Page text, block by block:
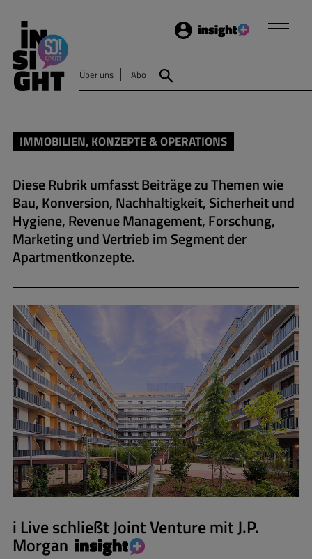
Login
Über uns Abo
IMMOBILIEN, KONZEPTE & OPERATIONS
Diese Rubrik umfasst Beiträge zu Themen wie
Bau, Konversion, Nachhaltigkeit, Sicherheit und
Hygiene, Revenue Management, Forschung,
Marketing und Vertrieb im Segment der
Apartmentkonzepte.
i Live schließt Joint Venture mit J.P.
Morgan